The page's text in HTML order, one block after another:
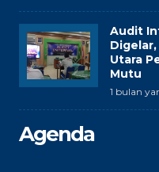
Audit
Digelar,
Utara
Mutu
1 bulan
Agenda